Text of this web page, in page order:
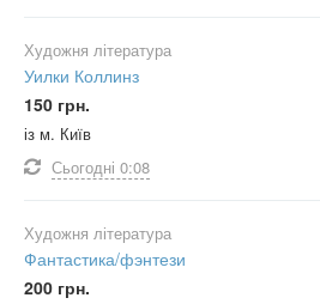
Художня література
Уилки Коллинз
150 грн.
із м. Київ
Сьогодні 0:08
Художня література
Фантастика/фэнтези
200 грн.